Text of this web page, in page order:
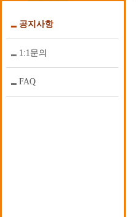
공지사항
1:1문의
FAQ